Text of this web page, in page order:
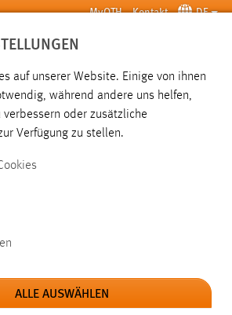
MyOTH Kontakt DE
SUCHE
BEWERBEN
auf unserer Website. Einige von ihnen
während andere uns helfen,
oder zusätzliche
Verfügung zu stellen.
ALLE AUSWÄHLEN